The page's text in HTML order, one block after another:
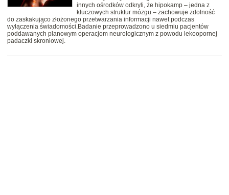
innych ośrodków odkryli, że hipokamp – jedna z
kluczowych struktur mózgu – zachowuje zdolność
do zaskakująco złożonego przetwarzania informacji nawet podczas
wyłączenia świadomości.Badanie przeprowadzono u siedmiu pacjentów
poddawanych planowym operacjom neurologicznym z powodu lekoopornej
padaczki skroniowej.